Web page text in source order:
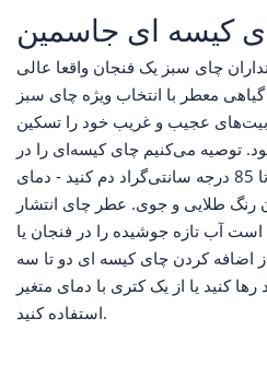
کیسه ای جاسمین
چای سبز یک فنجان واقعا عالی
معطر با انتخاب ویژه چای سبز
عجیب و غریب خود را تسکین
توصیه می‌کنیم چای کیسه‌ای را در
آب داغ در دمای حدود 80 تا 85 درجه سانتی‌گراد دم کنید - دمای
رنگ طلایی و جوی. عطر چای انتشار
آب تازه جوشیده را در فنجان یا
از اضافه کردن چای کیسه ای دو تا سه
کنید یا از یک کتری با دمای متغیر
استفاده کنید.